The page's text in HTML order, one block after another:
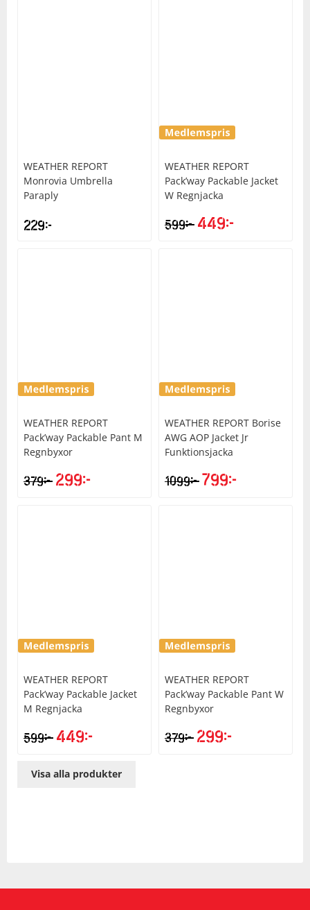
WEATHER REPORT
Monrovia Umbrella
Paraply
229kr
WEATHER REPORT
Pack’way Packable Jacket
W Regnjacka
599kr 449kr
WEATHER REPORT
Pack’way Packable Pant M
Regnbyxor
379kr 299kr
WEATHER REPORT Borise
AWG AOP Jacket Jr
Funktionsjacka
1099kr799kr
WEATHER REPORT
Pack’way Packable Jacket
M Regnjacka
599kr 449kr
WEATHER REPORT
Pack’way Packable Pant W
Regnbyxor
379kr 299kr
Visa alla produkter